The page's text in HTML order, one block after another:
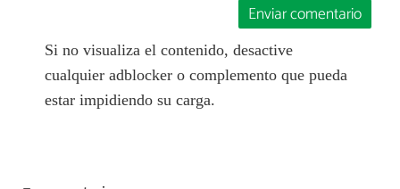
Enviar comentario
Si no visualiza el contenido, desactive
cualquier adblocker o complemento que pueda
estar impidiendo su carga.